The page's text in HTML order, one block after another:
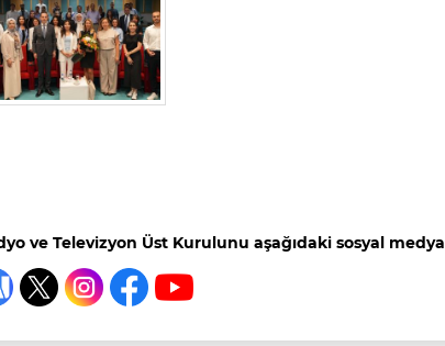
ve Televizyon Üst Kurulunu aşağıdaki sosyal